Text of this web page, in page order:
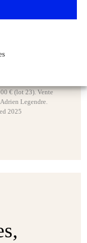
Fontaine, illustré
€ (lot 23). Vente
Legendre.
2025